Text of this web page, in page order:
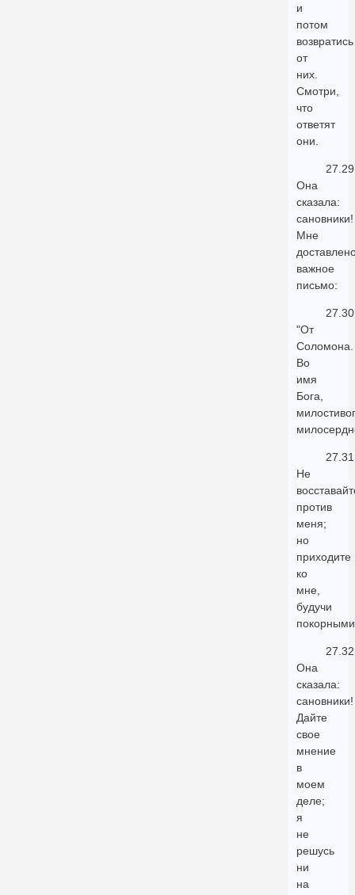
и
потом
возвратись
от
них.
Смотри,
что
ответят
они.
27.29
Она
сказала:
сановники!
Мне
важное
письмо:
27.30
"От
Соломона.
Во
имя
Бога,
27.31
Не
против
меня;
но
приходите
ко
мне,
будучи
27.32
Она
сказала:
сановники!
Дайте
свое
мнение
в
моем
деле;
я
не
решусь
ни
на